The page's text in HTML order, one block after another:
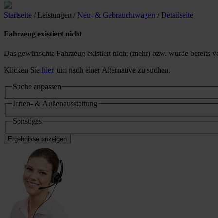
Startseite / Leistungen / Neu- & Gebrauchtwagen / Detailseite
Fahrzeug existiert nicht
Das gewünschte Fahrzeug existiert nicht (mehr) bzw. wurde bereits
Klicken Sie hier, um nach einer Alternative zu suchen.
Suche anpassen
Innen- & Außenausstattung
Sonstiges
Ergebnisse anzeigen